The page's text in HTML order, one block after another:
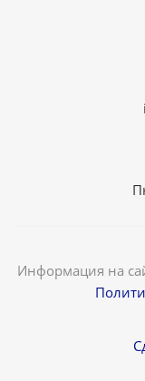
Информация на